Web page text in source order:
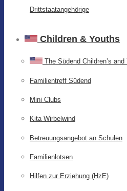
Drittstaatangehörige
Children & Youths
The Südend Children’s
Familientreff Südend
Mini Clubs
Kita Wirbelwind
Betreuungsangebot an Schulen
Familienlotsen
Hilfen zur Erziehung (HzE)